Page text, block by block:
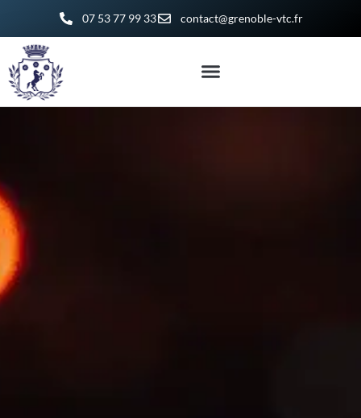
07 53 77 99 33 contact@grenoble-vtc.fr